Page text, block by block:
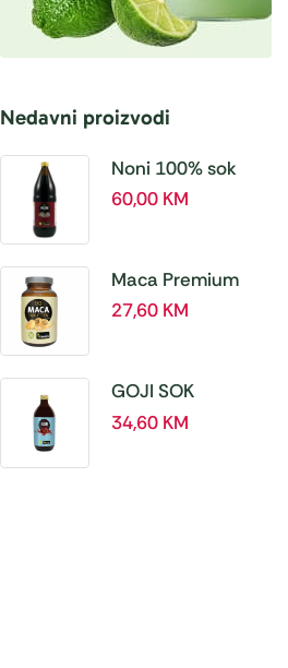
Nedavni proizvodi
Noni 100% sok
BIO, a 1L – Hanoju
60,00 KM
Maca Premium
BIO 500 mg
27,60 KM
GOJI SOK
PREMIUM 100% a
34,60 KM